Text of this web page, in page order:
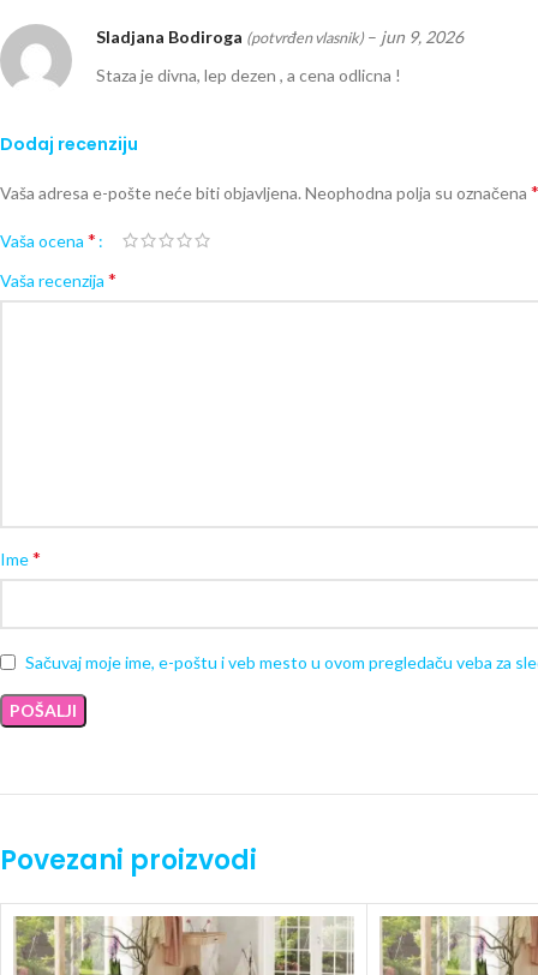
Sladjana Bodiroga (potvrđen vlasnik) – jun 9, 2026
Staza je divna, lep dezen , a cena odlicna !
Dodaj recenziju
Vaša adresa e-pošte neće biti objavljena.Neophodna polja su označena *
Vaša ocena *
Vaša recenzija *
Ime*
Sačuvaj moje ime, e-poštu i veb mesto u ovom pregledaču veba za
Povezani proizvodi